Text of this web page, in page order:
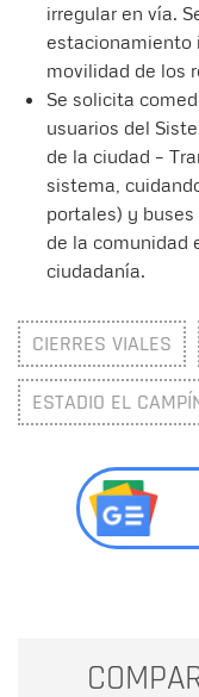
irregular en vía.
estacionamiento
movilidad de los
Se solicita
usuarios del
de la ciudad –
sistema,
portales) y
de la comunidad
ciudadanía.
CIERRES VIALES
ESTADIO EL